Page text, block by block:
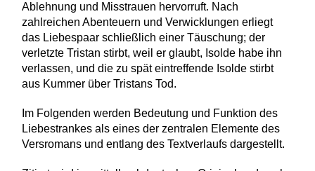
Ablehnung und Misstrauen hervorruft. Nach
zahlreichen Abenteuern und Verwicklungen erliegt
das Liebespaar schließlich einer Täuschung; der
verletzte Tristan stirbt, weil er glaubt, Isolde habe ihn
verlassen, und die zu spät eintreffende Isolde stirbt
aus Kummer über Tristans Tod.
Im Folgenden werden Bedeutung und Funktion des
Liebestrankes als eines der zentralen Elemente des
Versromans und entlang des Textverlaufs dargestellt.